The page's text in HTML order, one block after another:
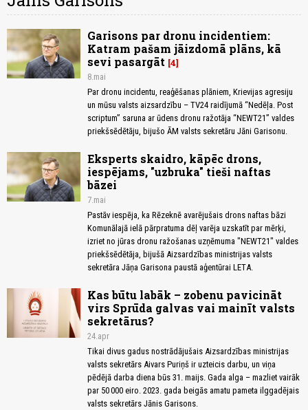
Garisons par dronu incidentiem:
Katram pašam jāizdomā plāns, kā
sevi pasargāt 4
8.mai
Par dronu incidentu, reaģēšanas plāniem, Krievijas agresiju
un mūsu valsts aizsardzību – TV24 raidījumā “Nedēļa. Post
scriptum” saruna ar ūdens dronu ražotāja “NEWT21” valdes
priekšsēdētāju, bijušo ĀM valsts sekretāru Jāni Garisonu.
Eksperts skaidro, kāpēc drons,
iespējams, "uzbruka" tieši naftas
bāzei
7.mai
Pastāv iespēja, ka Rēzeknē avarējušais drons naftas bāzi
Komunālajā ielā pārpratuma dēļ varēja uzskatīt par mērķi,
izriet no jūras dronu ražošanas uzņēmuma "NEWT21" valdes
priekšsēdētāja, bijušā Aizsardzības ministrijas valsts
sekretāra Jāņa Garisona paustā aģentūrai LETA.
Kas būtu labāk – zobenu pavicināt
virs Sprūda galvas vai mainīt valsts
sekretārus?
24.apr
Tikai divus gadus nostrādājušais Aizsardzības ministrijas
valsts sekretārs Aivars Puriņš ir uzteicis darbu, un viņa
pēdējā darba diena būs 31. maijs. Gada alga – mazliet vairāk
par 50 000 eiro. 2023. gada beigās amatu pameta ilggadējais
valsts sekretārs Jānis Garisons.